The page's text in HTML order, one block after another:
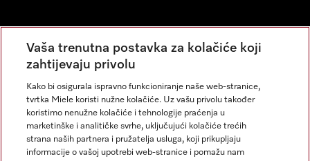
Newsletter
Vaša trenutna postavka za kolačiće koji
zahtijevaju privolu
Kako bi osigurala ispravno funkcioniranje naše web-stranice,
tvrtka Miele koristi nužne kolačiće. Uz vašu privolu također
koristimo nenužne kolačiće i tehnologije praćenja u
marketinške i analitičke svrhe, uključujući kolačiće trećih
strana naših partnera i pružatelja usluga, koji prikupljaju
informacije o vašoj upotrebi web-stranice i pomažu nam